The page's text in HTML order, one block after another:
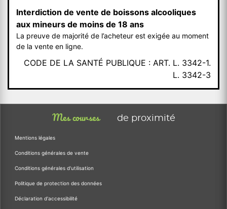
Interdiction de vente de boissons alcooliques
aux mineurs de moins de 18 ans
La preuve de majorité de l’acheteur est exigée au moment
de la vente en ligne.
CODE DE LA SANTÉ PUBLIQUE : ART. L. 3342-1.
L. 3342-3
Mes courses de proximité
Mentions légales
Conditions générales de vente
Conditions générales d'utilisation
Politique de protection des données
Déclaration d'accessibilité